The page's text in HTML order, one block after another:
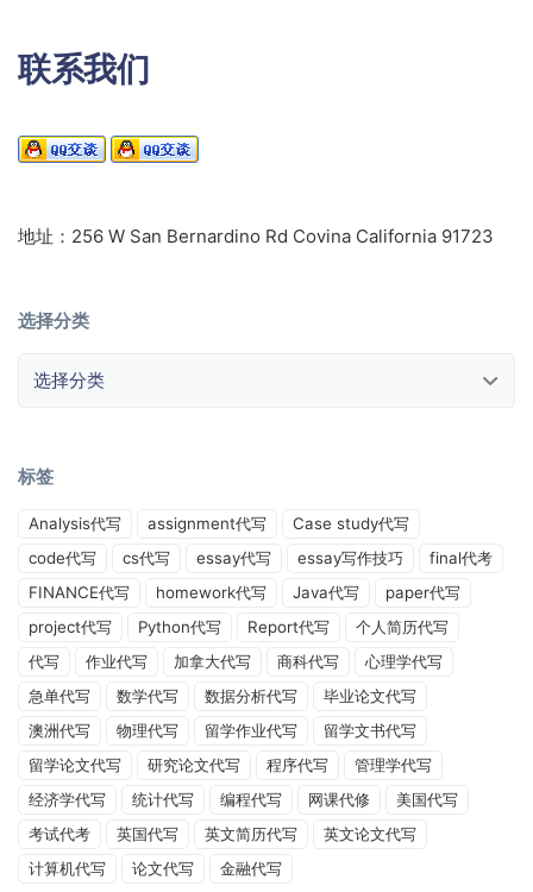
联系我们
地址：256 W San Bernardino Rd Covina California 91723
选择分类
标签
Analysis代写 assignment代写
Case study代写
code代写
cs代写 essay代写 essay写作技巧
final代考
FINANCE代写
homework代写 Java代写
paper代写
project代写
Python代写 Report代写
个人简历代写
代写
作业代写 加拿大代写 商科代写
心理学代写
急单代写
数学代写 数据分析代写
毕业论文代写
澳洲代写
物理代写 留学作业代写
留学文书代写
留学论文代写
研究论文代写 程序代写
管理学代写
经济学代写
统计代写 编程代写 网课代修
美国代写
考试代考
英国代写 英文简历代写
英文论文代写
计算机代写
论文代写 金融代写